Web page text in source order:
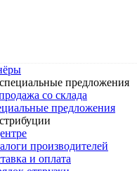
предложения
со склада
предложения
производителей
и оплата